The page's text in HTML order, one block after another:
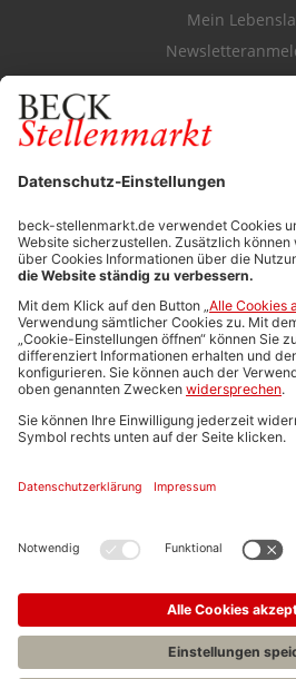
Mein
Durchsuchen Sie den
FÜR
Anzeigen-AGB
Media-
ALLGEMEIN
FAQs
Impressum
Stellenangebote